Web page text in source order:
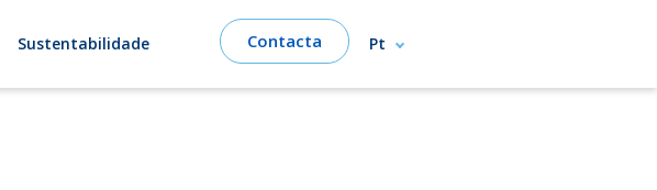
Sustentabilidade Contacta Pt